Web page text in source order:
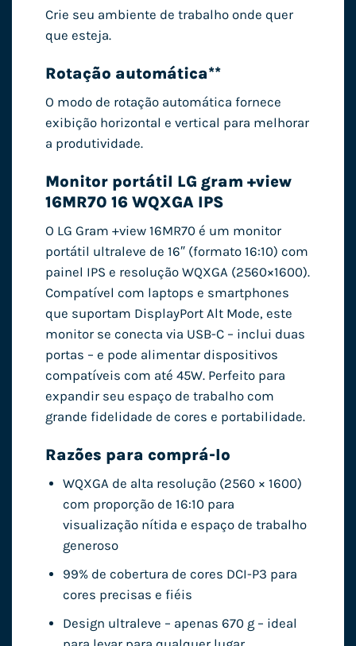
Crie seu ambiente de trabalho onde quer
que esteja.
Rotação automática**
O modo de rotação automática fornece
exibição horizontal e vertical para melhorar
a produtividade.
Monitor portátil LG gram +view
16MR70 16 WQXGA IPS
O LG Gram +view 16MR70 é um monitor
portátil ultraleve de 16″ (formato 16:10) com
painel IPS e resolução WQXGA (2560×1600).
Compatível com laptops e smartphones
que suportam DisplayPort Alt Mode, este
monitor se conecta via USB-C – inclui duas
portas – e pode alimentar dispositivos
compatíveis com até 45W. Perfeito para
expandir seu espaço de trabalho com
grande fidelidade de cores e portabilidade.
Razões para comprá-lo
WQXGA de alta resolução (2560 × 1600)
com proporção de 16:10 para
visualização nítida e espaço de trabalho
generoso
99% de cobertura de cores DCI-P3 para
cores precisas e fiéis
Design ultraleve – apenas 670 g – ideal